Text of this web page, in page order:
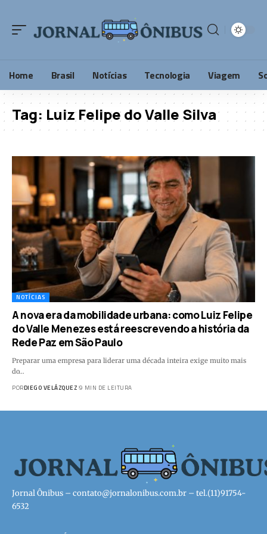
Home Brasil Notícias Tecnologia Viagem
Tag: Luiz Felipe do Valle Silva
NOTÍCIAS
A nova era da mobilidade urbana: como Luiz Felipe
do Valle Menezes está reescrevendo a história da
Rede Paz em São Paulo
Preparar uma empresa para liderar uma década inteira exige muito mais
do…
PORDIEGO VELÁZQUEZ 9 MIN DE LEITURA
Jornal Ônibus – contato@jornalonibus.com.br – tel.(11)91754-
6532